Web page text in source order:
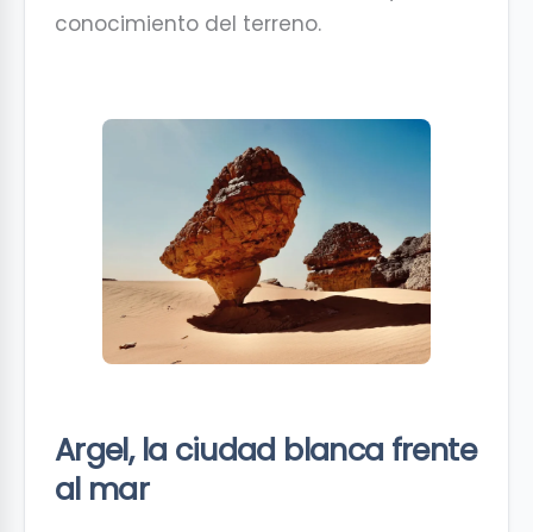
conocimiento del terreno.
Argel, la ciudad blanca frente
al mar